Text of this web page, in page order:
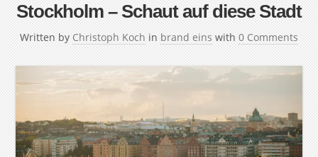
Stockholm – Schaut auf diese Stadt
Written by Christoph Koch in brand eins with 0 Comments